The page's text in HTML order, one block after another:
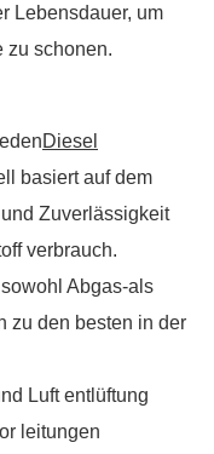
Lebensdauer, um
zu schonen.
Diesel
basiert auf dem
Zuverlässigkeit
verbrauch.
Abgas-als
zu den besten in der
Luft entlüftung
leitungen